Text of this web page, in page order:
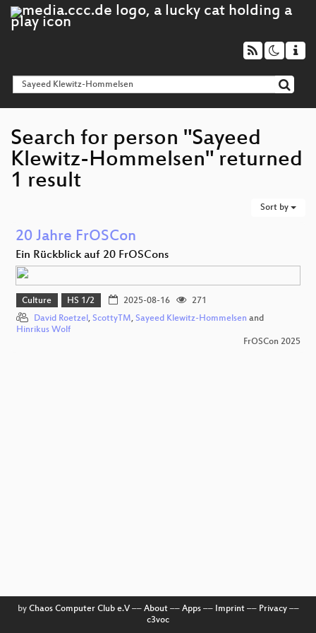
Search for person "Sayeed
Klewitz-Hommelsen" returned
1 result
Sort by
20 Jahre FrOSCon
Ein Rückblick auf 20 FrOSCons
Culture HS 1/2 2025-08-16
271
David Roetzel , ScottyTM, Sayeed Klewitz-Hommelsen and
Hinrikus Wolf
FrOSCon 2025
by Chaos Computer Club e.V–– About–– Apps–– Imprint–– Privacy––
c3voc